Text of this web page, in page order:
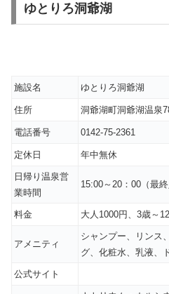
ゆとりろ洞爺湖
施設名 ゆとりろ洞爺湖
住所 洞爺湖町洞爺湖温泉
電話番号 0142-75-2361
定休日 年中無休
日帰り温泉営
業時間
15:00～20：00（最終
料金 大人1000円、3歳～
アメニティ
シャンプー、リンス
グ、化粧水、乳液、
公式サイト